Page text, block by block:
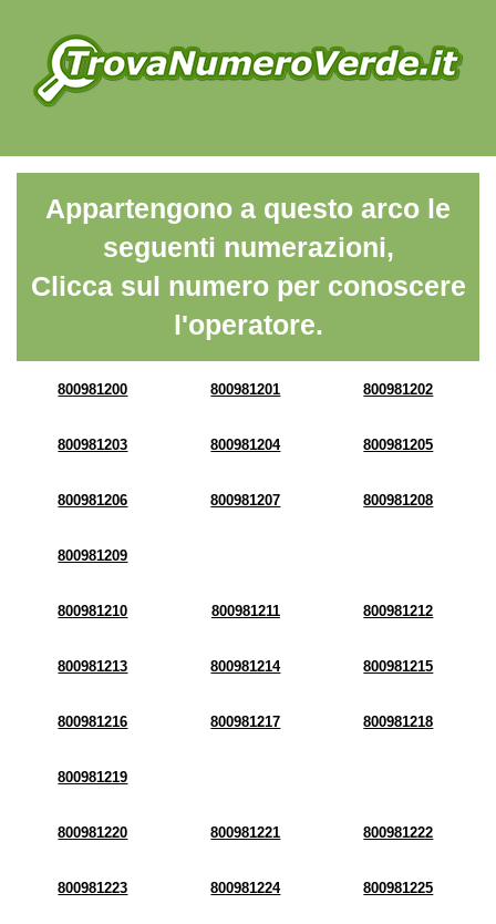
Appartengono a questo arco le
seguenti numerazioni,
Clicca sul numero per conoscere
l'operatore.
800981200 800981201 800981202
800981203 800981204 800981205
800981206 800981207 800981208
800981209
800981210 800981211 800981212
800981213 800981214 800981215
800981216 800981217 800981218
800981219
800981220 800981221 800981222
800981223 800981224 800981225